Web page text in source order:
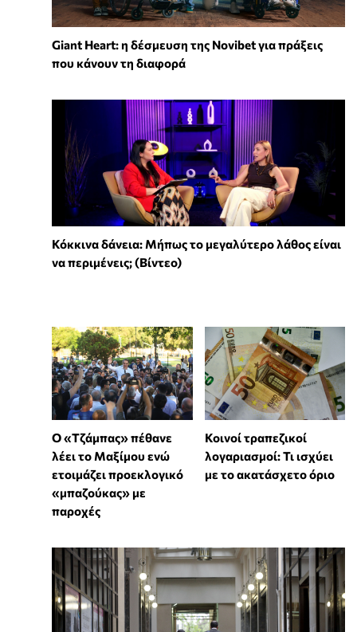
Giant Heart: η δέσμευση της Novibet για πράξεις
που κάνουν τη διαφορά
Κόκκινα δάνεια: Μήπως το μεγαλύτερο λάθος είναι
να περιμένεις; (Βίντεο)
Ο «Τζάμπας» πέθανε
λέει το Μαξίμου ενώ
ετοιμάζει προεκλογικό
«μπαζούκας» με
παροχές
Κοινοί τραπεζικοί
λογαριασμοί: Τι ισχύει
με το ακατάσχετο όριο